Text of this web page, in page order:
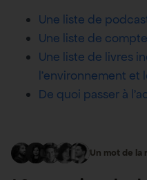
Une liste de
Une liste de
Une liste de livres
l’environnement et
De quoi passer à
Un mot de la